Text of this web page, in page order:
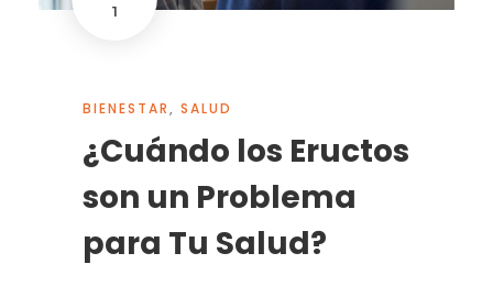
1
BIENESTAR, SALUD
¿Cuándo los Eructos
son un Problema
para Tu Salud?